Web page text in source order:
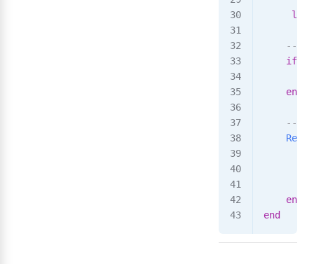
-- 断
    if
    end
-- 猛
    end
end